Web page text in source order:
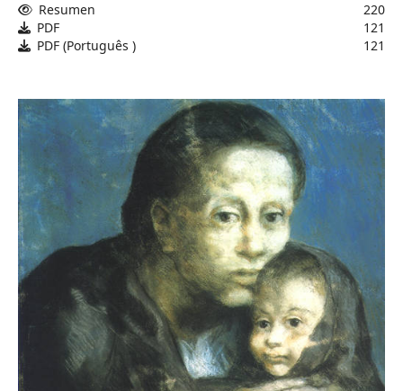
Resumen
220
PDF
121
PDF (Português )
121